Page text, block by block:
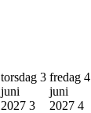
torsdag 3
juni
2027 3
fredag 4
juni
2027 4